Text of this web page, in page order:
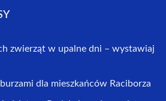
zwierząt w upalne dni – wystawiaj
dla mieszkańców Raciborza